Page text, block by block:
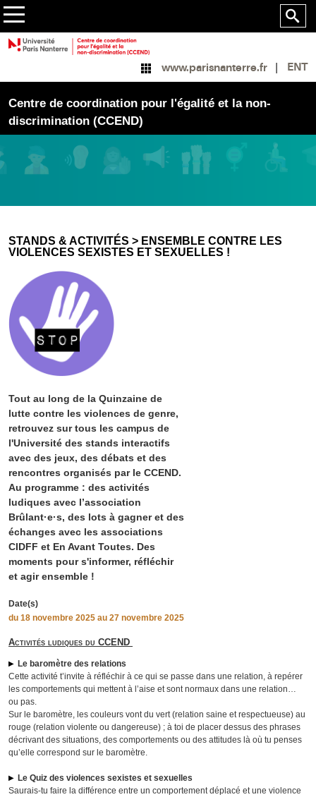
www.parisnanterre.fr ENT
Centre de coordination pour l'égalité et la non-
discrimination (CCEND)
STANDS & ACTIVITÉS > ENSEMBLE CONTRE LES
VIOLENCES SEXISTES ET SEXUELLES !
Tout au long de la Quinzaine de
lutte contre les violences de genre,
retrouvez sur tous les campus de
l'Université des stands interactifs
avec des jeux, des débats et des
rencontres organisés par le CCEND.
Au programme : des activités
ludiques avec l’association
Brûlant·e·s, des lots à gagner et des
échanges avec les associations
CIDFF et En Avant Toutes. Des
moments pour s'informer, réfléchir
et agir ensemble !
Date(s)
du 18 novembre 2025 au 27 novembre 2025
Activités ludiques du CCEND
Le baromètre des relations
Cette activité t’invite à réfléchir à ce qui se passe dans une relation, à repérer
les comportements qui mettent à l’aise et sont normaux dans une relation…
ou pas.
Sur le baromètre, les couleurs vont du vert (relation saine et respectueuse) au
rouge (relation violente ou dangereuse) ; à toi de placer dessus des phrases
décrivant des situations, des comportements ou des attitudes là où tu penses
qu’elle correspond sur le baromètre.
Le Quiz des violences sexistes et sexuelles
Saurais-tu faire la différence entre un comportement déplacé et une violence